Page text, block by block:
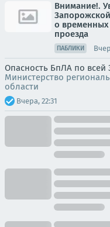
Внимание!.
о временных
проезда
ПАБЛИКИ
Опасность БпЛА по
Министерство
области
Вчера, 22:31